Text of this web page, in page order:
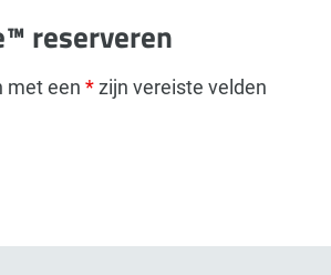
reserveren
met een *zijn vereiste velden